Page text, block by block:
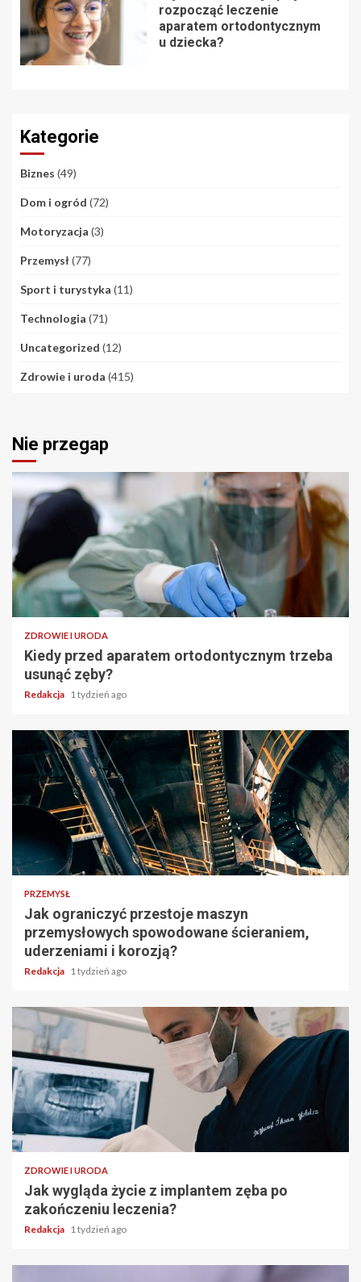
rozpocząć leczenie
aparatem ortodontycznym
u dziecka?
Kategorie
Biznes (49)
Dom i ogród (72)
Motoryzacja (3)
Przemysł(77)
Sport i turystyka (11)
Technologia (71)
Uncategorized (12)
Zdrowie i uroda (415)
Nie przegap
ZDROWIE I URODA
Kiedy przed aparatem ortodontycznym trzeba
usunąć zęby?
Redakcja 1 tydzień ago
PRZEMYSŁ
Jak ograniczyć przestoje maszyn
przemysłowych spowodowane ścieraniem,
uderzeniami i korozją?
Redakcja 1 tydzień ago
ZDROWIE I URODA
Jak wygląda życie z implantem zęba po
zakończeniu leczenia?
Redakcja 1 tydzień ago